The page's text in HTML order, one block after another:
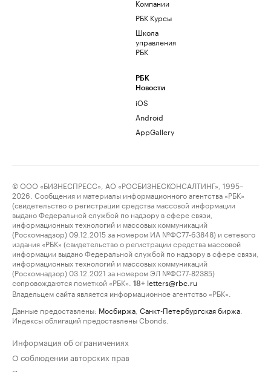
Компании
РБК Курсы
Школа
управления
РБК
РБК
Новости
iOS
Android
AppGallery
© ООО «БИЗНЕСПРЕСС», АО «РОСБИЗНЕСКОНСАЛТИНГ», 1995–
2026. Сообщения и материалы информационного агентства «РБК»
(свидетельство о регистрации средства массовой информации
выдано Федеральной службой по надзору в сфере связи,
информационных технологий и массовых коммуникаций
(Роскомнадзор) 09.12.2015 за номером ИА №ФС77-63848) и сетевого
издания «РБК» (свидетельство о регистрации средства массовой
информации выдано Федеральной службой по надзору в сфере связи,
информационных технологий и массовых коммуникаций
(Роскомнадзор) 03.12.2021 за номером ЭЛ №ФС77-82385)
сопровождаются пометкой «РБК».
18+ letters@rbc.ru
Владельцем сайта является информационное агентство «РБК».
Данные предоставлены: Мосбиржа Санкт-Петербургская биржа
Индексы облигаций предоставлены Cbonds.
Информация об ограничениях
О соблюдении авторских прав